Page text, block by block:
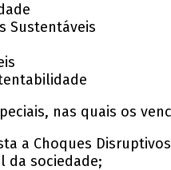
Sustentáveis
nas quais os
a Choques
da sociedade;